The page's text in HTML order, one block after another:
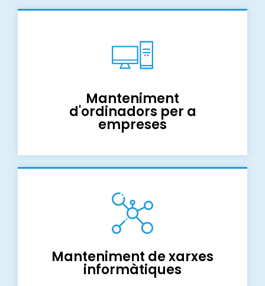
Manteniment
d'ordinadors per a
empreses
Manteniment de xarxes
informàtiques